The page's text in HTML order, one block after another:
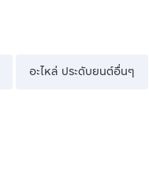
อะไหล่ ประดับยนต์อื่นๆ